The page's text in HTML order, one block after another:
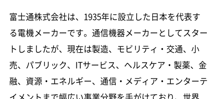
富士通株式会社は、1935年に設立した日本を代表す
る電機メーカーです。通信機器メーカーとしてスター
トしましたが、現在は製造、モビリティ・交通、小
売、パブリック、ITサービス、ヘルスケア・製薬、金
融、資源・エネルギー、通信・メディア・エンターテ